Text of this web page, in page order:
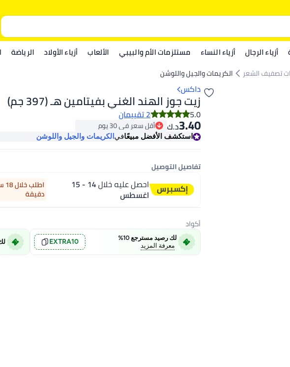
أزياء الرجال أزياء النساء مستلزمات الأم والبيبي الألعاب أزياء الأولاد الرياضة
تصفيف الشعر الكريمات والجيل واللوشن
داكس
زيت جوز الهند الغني بفيتامين هـ (397 جم)
5.0
2 تقييمان
د.ك‏3.40 أقل سعر في 30 يوم
باقي 2 وحدات في المخزون
أقل سعر في 30 يوم
استكشف الأفضل مبيعًافي الكريمات والجيل واللوشن
تفاصيل التوصيل
احصل عليه خلال 14 - 15
اغسطس دقيقة
أكواد
لك رصيد مسترجع 10%
معرفة المزيد
EXTRA10